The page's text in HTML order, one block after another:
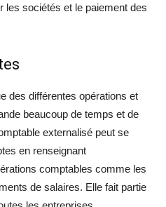
les sociétés et le paiement des
des différentes opérations et
beaucoup de temps et de
externalisé peut se
en renseignant
comptables comme les
de salaires. Elle fait partie